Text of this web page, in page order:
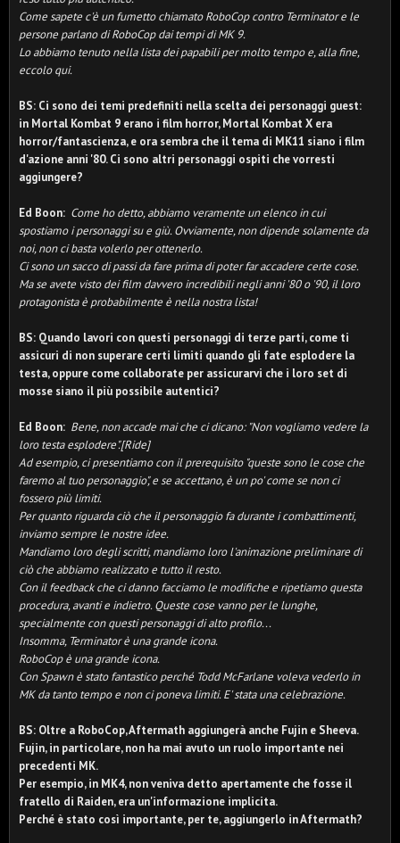
Come sapete c'è un fumetto chiamato RoboCop contro Terminator e le
persone parlano di RoboCop dai tempi di MK 9.
Lo abbiamo tenuto nella lista dei papabili per molto tempo e, alla fine,
eccolo qui.
BS: Ci sono dei temi predefiniti nella scelta dei personaggi guest:
in Mortal Kombat 9 erano i film horror, Mortal Kombat X era
horror/fantascienza, e ora sembra che il tema di MK11 siano i film
d'azione anni '80. Ci sono altri personaggi ospiti che vorresti
aggiungere?
Ed Boon: Come ho detto, abbiamo veramente un elenco in cui
spostiamo i personaggi su e giù. Ovviamente, non dipende solamente da
noi, non ci basta volerlo per ottenerlo.
Ci sono un sacco di passi da fare prima di poter far accadere certe cose.
Ma se avete visto dei film davvero incredibili negli anni '80 o '90, il loro
protagonista è probabilmente è nella nostra lista!
BS: Quando lavori con questi personaggi di terze parti, come ti
assicuri di non superare certi limiti quando gli fate esplodere la
testa, oppure come collaborate per assicurarvi che i loro set di
mosse siano il più possibile autentici?
Ed Boon: Bene, non accade mai che ci dicano: "Non vogliamo vedere la
loro testa esplodere".[Ride]
Ad esempio, ci presentiamo con il prerequisito "queste sono le cose che
faremo al tuo personaggio", e se accettano, è un po' come se non ci
fossero più limiti.
Per quanto riguarda ciò che il personaggio fa durante i combattimenti,
inviamo sempre le nostre idee.
Mandiamo loro degli scritti, mandiamo loro l'animazione preliminare di
ciò che abbiamo realizzato e tutto il resto.
Con il feedback che ci danno facciamo le modifiche e ripetiamo questa
procedura, avanti e indietro. Queste cose vanno per le lunghe,
specialmente con questi personaggi di alto profilo...
Insomma, Terminator è una grande icona.
RoboCop è una grande icona.
Con Spawn è stato fantastico perché Todd McFarlane voleva vederlo in
MK da tanto tempo e non ci poneva limiti. E' stata una celebrazione.
BS: Oltre a RoboCop, Aftermath aggiungerà anche Fujin e Sheeva.
Fujin, in particolare, non ha mai avuto un ruolo importante nei
precedenti MK.
Per esempio, in MK4, non veniva detto apertamente che fosse il
fratello di Raiden, era un'informazione implicita.
Perché è stato così importante, per te, aggiungerlo in Aftermath?